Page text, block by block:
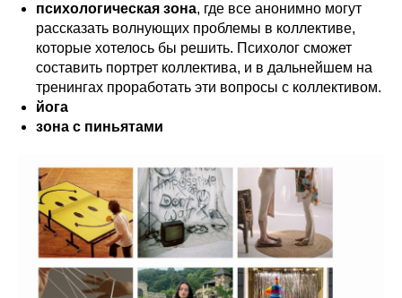
психологическая зона, где все анонимно могут
рассказать волнующих проблемы в коллективе,
которые хотелось бы решить. Психолог сможет
составить портрет коллектива, и в дальнейшем на
тренингах проработать эти вопросы с коллективом.
йога
зона с пиньятами